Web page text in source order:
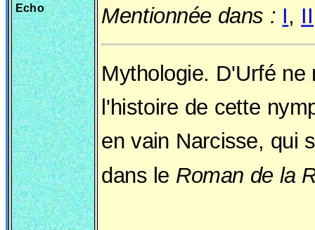
Echo Mentionnée dans : I, II
Mythologie. D'Urfé ne
l'histoire de cette
en vain Narcisse, qui
dans le Roman de la